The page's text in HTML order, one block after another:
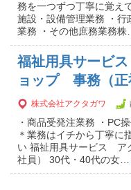
務を一つずつ丁寧に覚え
施設・設備管理業務 ・
業務 ・その他庶務業務株
福祉用具サービ
ョップ 事務（正
株式会社アクタガワ
・商品受発注業務 ・PC
＊業務はイチから丁寧に
い 福祉用具サービス ア
社員） 30代・40代の女…